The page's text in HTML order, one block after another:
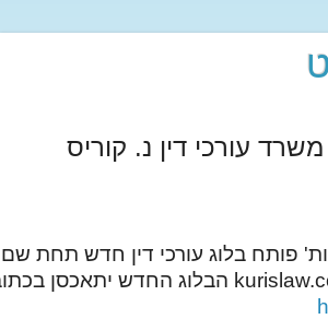
עורכי דין נ. קוריס
פותח בלוג עורכי דין חדש תחת
הבלוג החדש יתאכסן